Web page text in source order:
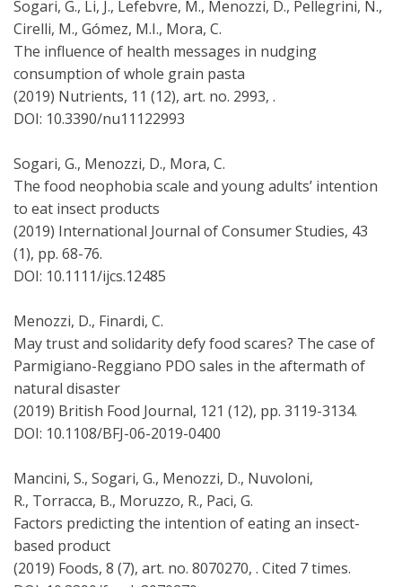
Sogari, G., Li, J., Lefebvre, M., Menozzi, D., Pellegrini, N.,
Cirelli, M., Gómez, M.I., Mora, C.
The influence of health messages in nudging
consumption of whole grain pasta
(2019) Nutrients, 11 (12), art. no. 2993, .
DOI: 10.3390/nu11122993
Sogari, G., Menozzi, D., Mora, C.
The food neophobia scale and young adults’ intention
to eat insect products
(2019) International Journal of Consumer Studies, 43
(1), pp. 68-76.
DOI: 10.1111/ijcs.12485
Menozzi, D., Finardi, C.
May trust and solidarity defy food scares? The case of
Parmigiano-Reggiano PDO sales in the aftermath of
natural disaster
(2019) British Food Journal, 121 (12), pp. 3119-3134.
DOI: 10.1108/BFJ-06-2019-0400
Mancini, S., Sogari, G., Menozzi, D., Nuvoloni,
R., Torracca, B., Moruzzo, R., Paci, G.
Factors predicting the intention of eating an insect-
based product
(2019) Foods, 8 (7), art. no. 8070270, . Cited 7 times.